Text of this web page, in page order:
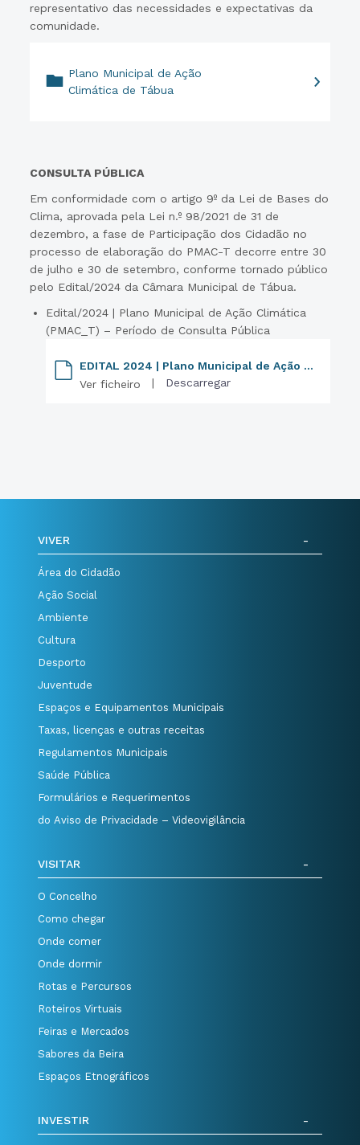
representativo das necessidades e expectativas da
comunidade.
Plano Municipal de Ação
Climática de Tábua
CONSULTA PÚBLICA
Em conformidade com o artigo 9º da Lei de Bases do
Clima, aprovada pela Lei n.º 98/2021 de 31 de
dezembro, a fase de Participação dos Cidadão no
processo de elaboração do PMAC-T decorre entre 30
de julho e 30 de setembro, conforme tornado público
pelo Edital/2024 da Câmara Municipal de Tábua.
Edital/2024 | Plano Municipal de Ação Climática
(PMAC_T) – Período de Consulta Pública
EDITAL 2024 | Plano Municipal de Ação Climática
Ver ficheiro
| Descarregar
VIVER
Área do Cidadão
Ação Social
Ambiente
Cultura
Desporto
Juventude
Espaços e Equipamentos Municipais
Taxas, licenças e outras receitas
Regulamentos Municipais
Saúde Pública
Formulários e Requerimentos
do Aviso de Privacidade – Videovigilância
VISITAR
O Concelho
Como chegar
Onde comer
Onde dormir
Rotas e Percursos
Roteiros Virtuais
Feiras e Mercados
Sabores da Beira
Espaços Etnográficos
INVESTIR